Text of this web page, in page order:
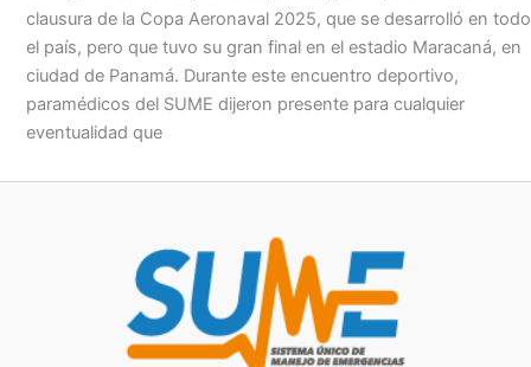
clausura de la Copa Aeronaval 2025, que se desarrolló en todo
el país, pero que tuvo su gran final en el estadio Maracaná, en
ciudad de Panamá. Durante este encuentro deportivo,
paramédicos del SUME dijeron presente para cualquier
eventualidad que